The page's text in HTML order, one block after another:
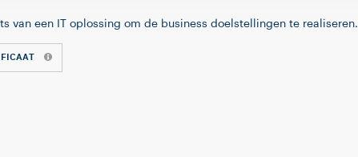
van een IT oplossing om de business doelstellingen te realiseren.